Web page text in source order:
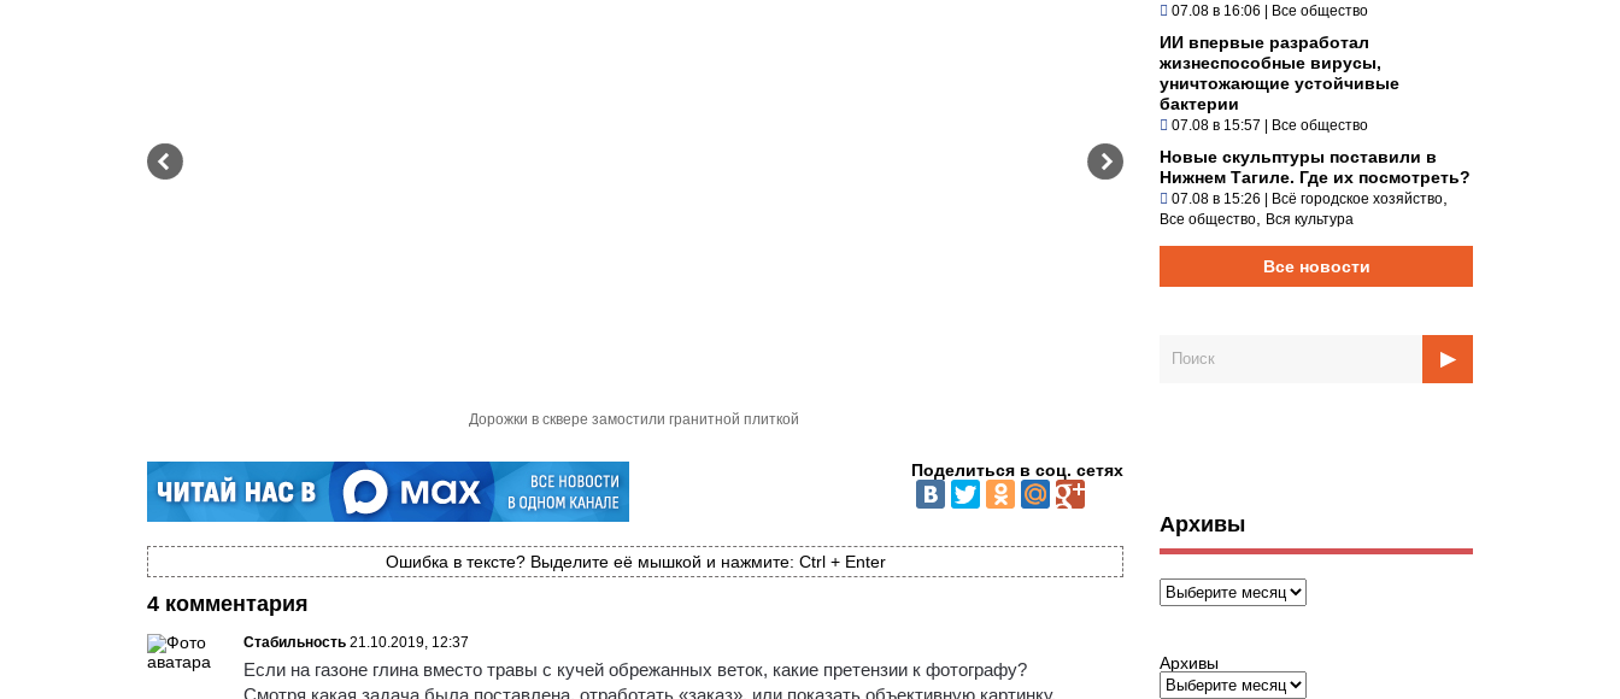
Дорожки в сквере замостили гранитной плиткой
Поделиться в соц. сетях
Ошибка в тексте? Выделите её мышкой и нажмите: Ctrl + Enter
4 комментария
Стабильность 21.10.2019, 12:37
Если на газоне глина вместо травы с кучей обрежанных веток, какие претензии к фотографу?
Смотря какая задача была поставлена, отработать «заказ», или показать объективную картинку.
07.08 в 16:06 | Все общество
ИИ впервые разработал
жизнеспособные вирусы,
уничтожающие устойчивые
бактерии
07.08 в 15:57 | Все общество
Новые скульптуры поставили в
Нижнем Тагиле. Где их посмотреть?
07.08 в 15:26 | Всё городское хозяйство
Все общество Вся культура
Все новости
Архивы
Архивы
Архивы